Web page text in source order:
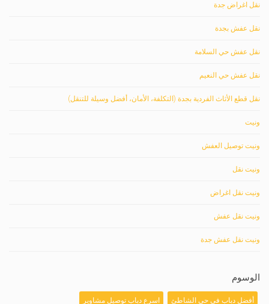
نقل اغراض جدة
نقل عفش بجدة
نقل عفش حي السلامة
نقل عفش حي النعيم
نقل قطع الأثاث الفردية بجدة (التكلفة، الأمان، أفضل وسيلة للتنقل)
ونيت
ونيت توصيل العفش
ونيت نقل
ونيت نقل اغراض
ونيت نقل عفش
ونيت نقل عفش جدة
الوسوم
أفضل دباب في حي الشاطئ اسرع دباب توصيل مشاوير